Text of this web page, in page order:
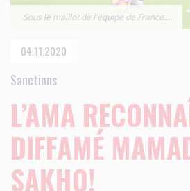
Sous le maillot de l'équipe de France...
04.11.2020
Sanctions
L’AMA
DIFFAMÉ
SAKHO!